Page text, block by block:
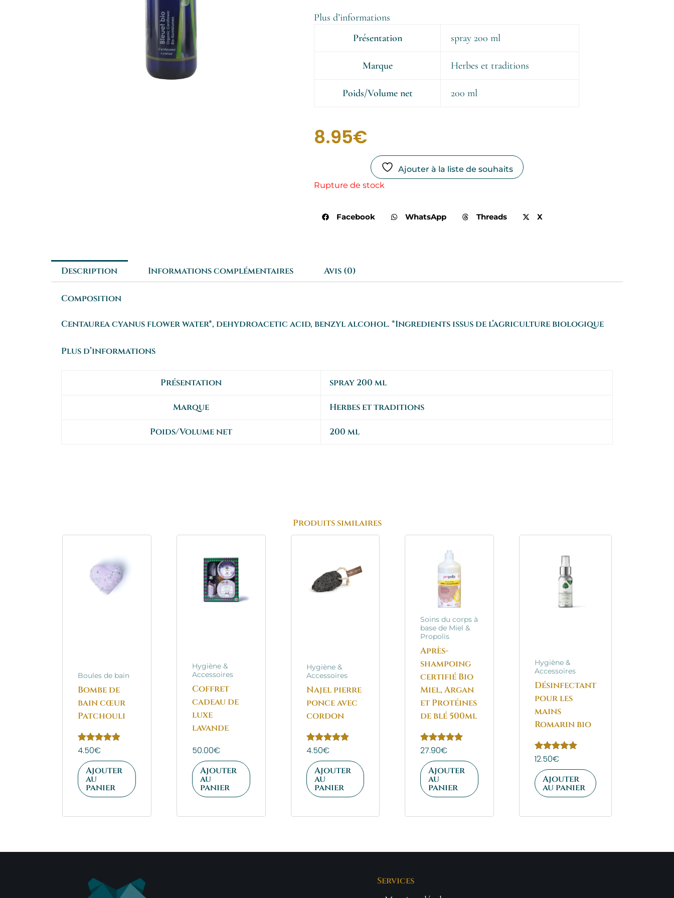
Plus d’informations
Présentation
spray 200 ml
Marque Herbes et traditions
Poids/Volume net 200 ml
8.95€
Ajouter à la liste de souhaits
Rupture de stock
Facebook WhatsApp Threads X
Description Informations complémentaires Avis (0)
Composition
Centaurea cyanus flower water*, dehydroacetic acid, benzyl alcohol. *Ingredients issus de l’agriculture biologique
Plus d’informations
Présentation spray 200 ml
Marque Herbes et traditions
Poids/Volume net 200 ml
Produits similaires
Boules de bain
Bombe de
bain cœur
Patchouli
Note
sur 5
4.50€
Ajouter
au
panier
Hygiène &
Accessoires
Coffret
cadeau de
luxe
lavande
50.00€
Ajouter
au
panier
Hygiène &
Accessoires
Najel pierre
ponce avec
cordon
Note
sur 5
4.50€
Ajouter
au
panier
Soins du corps à
base de Miel &
Propolis
Après-
shampoing
certifié Bio
Miel, Argan
et Protéines
de blé 500ml
Note
sur 5
27.90€
Ajouter
au
panier
Hygiène &
Accessoires
Désinfectant
pour les
mains
Romarin bio
Note
sur 5
12.50€
Ajouter
au panier
Services